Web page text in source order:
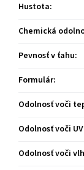
Hustota:
Chemická
Pevnosť v ťahu:
Formulár:
Odolnosť voči
Odolnosť voči
Odolnosť voči